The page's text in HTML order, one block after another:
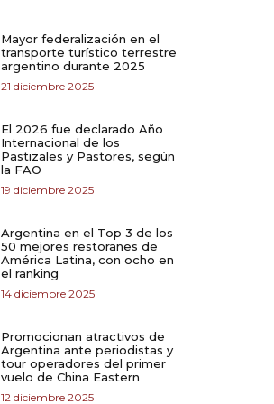
Mayor federalización en el
transporte turístico terrestre
argentino durante 2025
21 diciembre 2025
El 2026 fue declarado Año
Internacional de los
Pastizales y Pastores, según
la FAO
19 diciembre 2025
Argentina en el Top 3 de los
50 mejores restoranes de
América Latina, con ocho en
el ranking
14 diciembre 2025
Promocionan atractivos de
Argentina ante periodistas y
tour operadores del primer
vuelo de China Eastern
12 diciembre 2025